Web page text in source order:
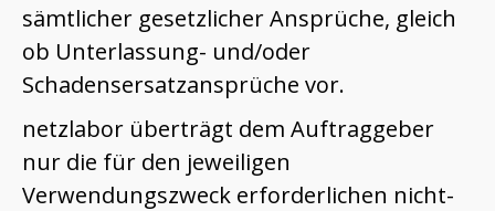
sämtlicher gesetzlicher Ansprüche, gleich
ob Unterlassung- und/oder
Schadensersatzansprüche vor.
netzlabor überträgt dem Auftraggeber
nur die für den jeweiligen
Verwendungszweck erforderlichen nicht-